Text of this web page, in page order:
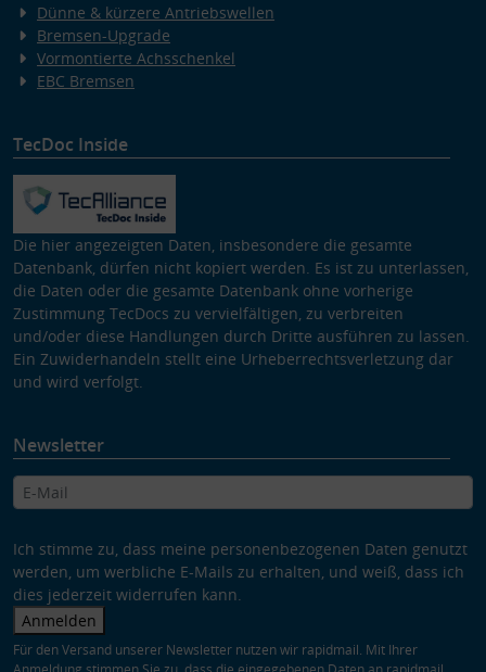
Dünne & kürzere Antriebswellen
Bremsen-Upgrade
Vormontierte Achsschenkel
EBC Bremsen
TecDoc Inside
Die hier angezeigten Daten, insbesondere die gesamte
Datenbank, dürfen nicht kopiert werden. Es ist zu unterlassen,
die Daten oder die gesamte Datenbank ohne vorherige
Zustimmung TecDocs zu vervielfältigen, zu verbreiten
und/oder diese Handlungen durch Dritte ausführen zu lassen.
Ein Zuwiderhandeln stellt eine Urheberrechtsverletzung dar
und wird verfolgt.
Newsletter
Ich stimme zu, dass meine personenbezogenen Daten genutzt
werden, um werbliche E-Mails zu erhalten, und weiß, dass ich
dies jederzeit widerrufen kann.
Anmelden
Für den Versand unserer Newsletter nutzen wir rapidmail. Mit Ihrer